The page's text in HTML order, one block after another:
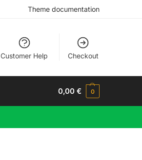
Theme documentation
Customer Help Checkout
0,00€ 0